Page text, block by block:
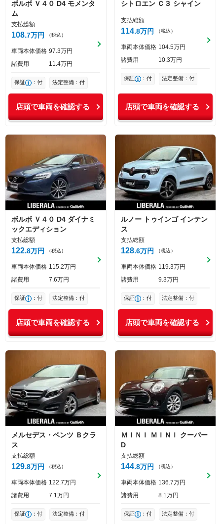
ボルボ Ｖ４０ D4 モメンタ
ム
支払総額
108 7万円 （税込）
車両本体価格 97 3万円
諸費用
11 4万円
保証 ：付 法定整備：付
店頭で車両を確認する
シトロエン Ｃ３ シャイン
支払総額
114 8万円 （税込）
車両本体価格 104 5万円
諸費用
10 3万円
保証 ：付 法定整備：付
店頭で車両を確認する
ボルボ Ｖ４０ D4 ダイナミ
ックエディション
支払総額
122 8万円 （税込）
車両本体価格 115 2万円
諸費用
7 6万円
保証 ：付 法定整備：付
店頭で車両を確認する
ルノー トゥインゴ インテン
ス
支払総額
128 6万円 （税込）
車両本体価格 119 3万円
諸費用
9 3万円
保証 ：付 法定整備：付
店頭で車両を確認する
メルセデス・ベンツ Ｂクラ
ス
支払総額
129 8万円 （税込）
車両本体価格 122 7万円
諸費用
7 1万円
保証 ：付 法定整備：付
ＭＩＮＩ ＭＩＮＩ
クーパー
D
支払総額
144 8万円 （税込）
車両本体価格 136 7万円
諸費用
8 1万円
保証 ：付 法定整備：付